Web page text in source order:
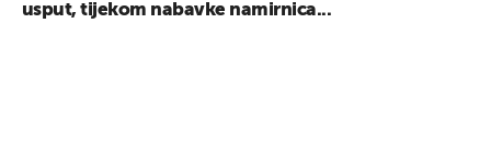
usput, tijekom nabavke namirnica...